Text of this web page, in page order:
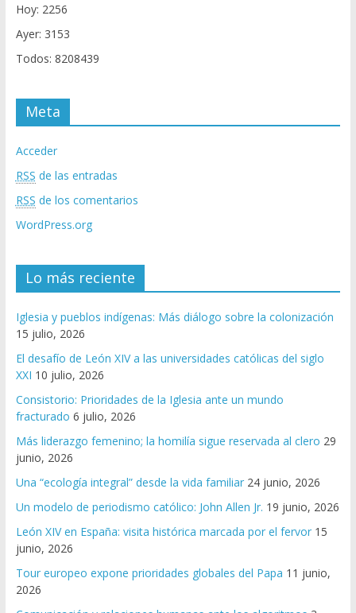
Hoy: 2256
Ayer: 3153
Todos: 8208439
Meta
Acceder
RSS de las entradas
RSS de los comentarios
WordPress.org
Lo más reciente
Iglesia y pueblos indígenas: Más diálogo sobre la colonización
15 julio, 2026
El desafío de León XIV a las universidades católicas del siglo
XXI 10 julio, 2026
Consistorio: Prioridades de la Iglesia ante un mundo
fracturado 6 julio, 2026
Más liderazgo femenino; la homilía sigue reservada al clero 29
junio, 2026
Una “ecología integral” desde la vida familiar 24 junio, 2026
Un modelo de periodismo católico: John Allen Jr. 19 junio, 2026
León XIV en España: visita histórica marcada por el fervor 15
junio, 2026
Tour europeo expone prioridades globales del Papa 11 junio,
2026